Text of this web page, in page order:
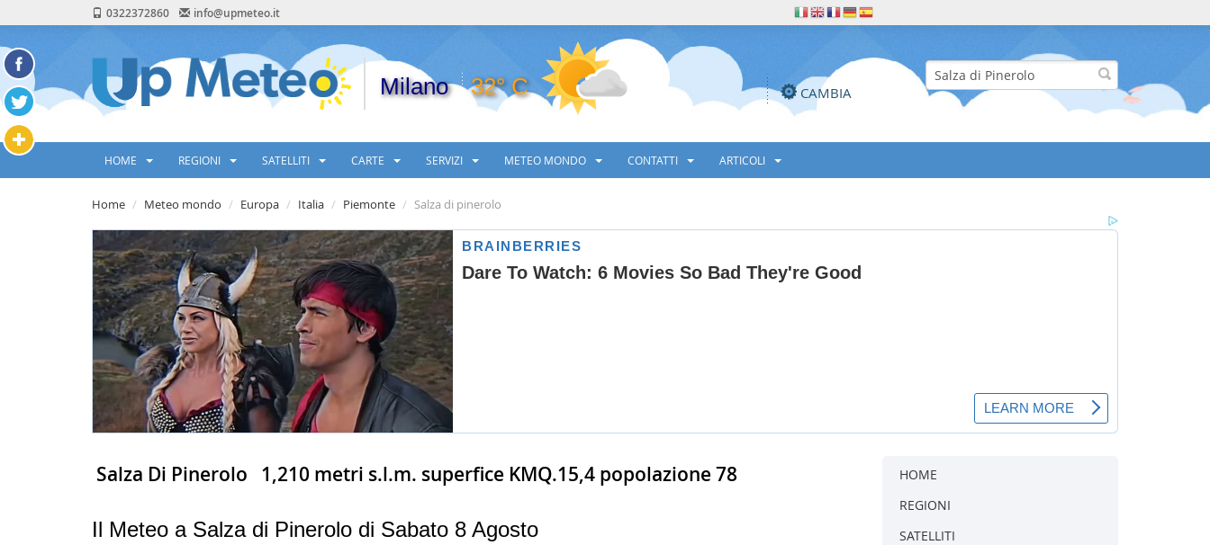
0322372860 info@upmeteo.it
Milano 32° C CAMBIA
HOME REGIONI SATELLITI CARTE SERVIZI METEO MONDO CONTATTI ARTICOLI
Home Meteo mondo Europa Italia Piemonte Salza di pinerolo
HOME
REGIONI
SATELLITI
Salza Di Pinerolo 1,210 metri s.l.m. superfice KMQ.15,4 popolazione 78
Il Meteo a Salza di Pinerolo di Sabato 8 Agosto